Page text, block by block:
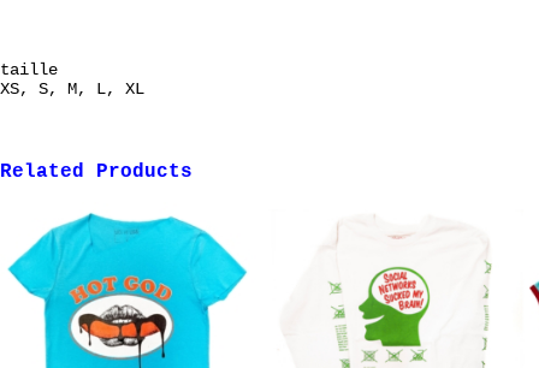
taille
XS, S, M, L, XL
Related Products